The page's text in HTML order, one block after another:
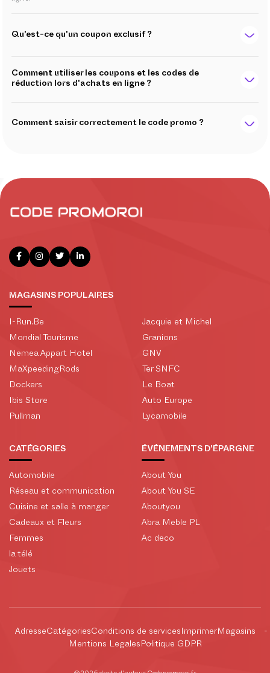
Qu'est-ce qu'un coupon exclusif ?
Comment utiliser les coupons et les codes de
réduction lors d'achats en ligne ?
Comment saisir correctement le code promo ?
MAGASINS POPULAIRES
I-Run.Be
Mondial Tourisme
Nemea Appart Hotel
MaXpeedingRods
Dockers
Ibis Store
Pullman
Jacquie et Michel
Granions
GNV
Ter SNFC
Le Boat
Auto Europe
Lycamobile
CATÉGORIES
Automobile
Réseau et communication
Cuisine et salle à manger
Cadeaux et Fleurs
Femmes
la télé
Jouets
ÉVÉNEMENTS D'ÉPARGNE
About You
About You SE
Aboutyou
Abra Meble PL
Ac deco
Adresse Catégories Conditions de services Imprimer Magasins
Mentions Legales Politique GDPR